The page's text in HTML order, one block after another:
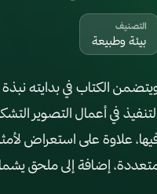
التصنيف
بيئة وطبيعة
الكتاب في بدايته
في أعمال التصوير
علاوة على استعراض
إضافة إلى ملحق يشمل أكثر من 200 لوحة